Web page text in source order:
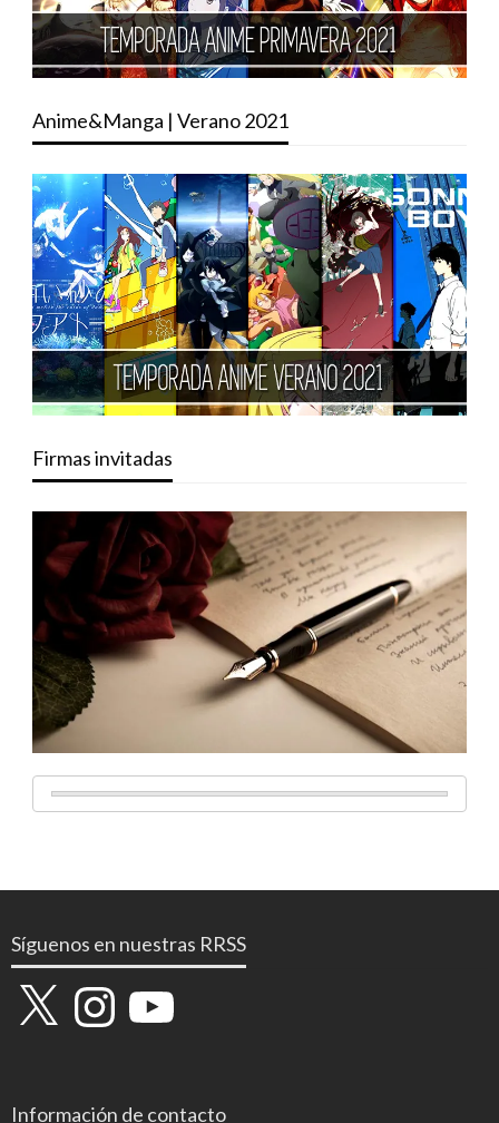
Anime&Manga | Verano 2021
Firmas invitadas
Síguenos en nuestras RRSS
X InstagramYouTube
Información de contacto